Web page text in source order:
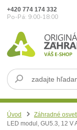
+420 774 174 332
Po-Pá: 9:00-18:00
Úvod Záhradné
LED modul, GU5.3, 12 V